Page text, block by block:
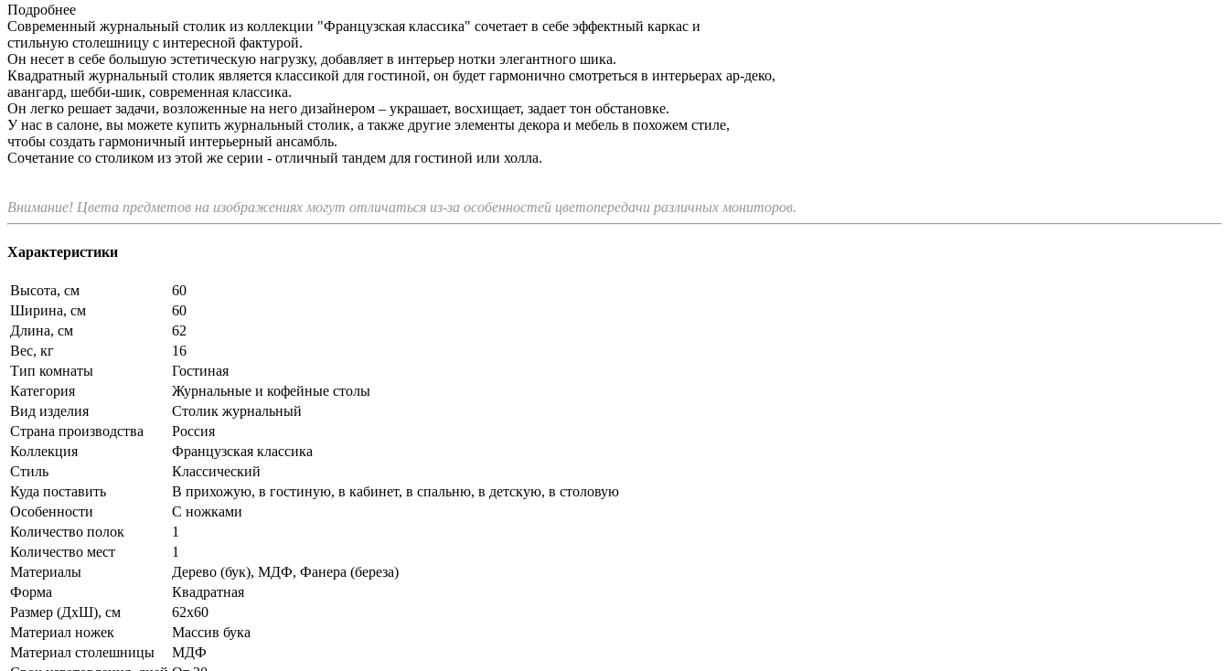
Подробнее
Современный журнальный столик из коллекции "Французская классика" сочетает в себе эффектный каркас и
стильную столешницу с интересной фактурой.
Он несет в себе большую эстетическую нагрузку, добавляет в интерьер нотки элегантного шика.
Квадратный журнальный столик является классикой для гостиной, он будет гармонично смотреться в интерьерах ар-деко,
авангард, шебби-шик, современная классика.
Он легко решает задачи, возложенные на него дизайнером – украшает, восхищает, задает тон обстановке.
У нас в салоне, вы можете купить журнальный столик, а также другие элементы декора и мебель в похожем стиле,
чтобы создать гармоничный интерьерный ансамбль.
Сочетание со столиком из этой же серии - отличный тандем для гостиной или холла.
Внимание! Цвета предметов на изображениях могут отличаться из-за особенностей цветопередачи различных мониторов.
Характеристики
Высота, см
60
Ширина, см
60
Длина, см
62
Вес, кг
16
Тип комнаты
Гостиная
Категория
Журнальные и кофейные столы
Вид изделия
Столик журнальный
Страна производства
Россия
Коллекция
Французская классика
Стиль
Классический
Куда поставить
В прихожую, в гостиную, в кабинет, в спальню, в детскую, в столовую
Особенности
С ножками
Количество полок
1
Количество мест
1
Материалы
Дерево (бук), МДФ, Фанера (береза)
Форма
Квадратная
Размер (ДхШ), см
62х60
Материал ножек
Массив бука
Материал столешницы
МДФ